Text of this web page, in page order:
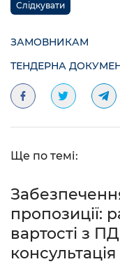
Слідкувати
ЗАМОВНИКАМ
ТЕНДЕРНА
Ще по темі:
пропозиції:
вартості з